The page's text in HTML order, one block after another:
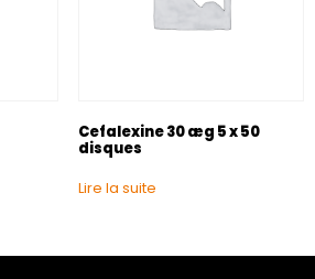
Cefalexine 30 æg 5 x 50
disques
Lire la suite